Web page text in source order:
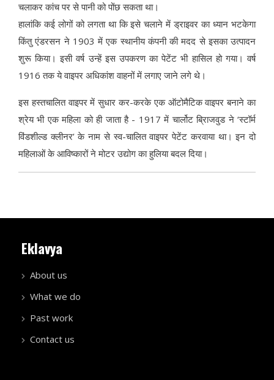
चलाकर कांच पर से पानी को पोंछ सकता था।
हालांकि कई लोगों को लगता था कि इसे चलाने में ड्राइवर का ध्यान भटकेगा
किंतु एंडरसन ने 1903 में एक स्थानीय कंपनी की मदद से इसका उत्पादन
शुरू किया। इसी वर्ष उन्हें इस उपकरण का पेटेंट भी हासिल हो गया। वर्ष
1916 तक ये वाइपर अधिकांश वाहनों में लगाए जाने लगे थे।
इस हस्तचालित वाइपर में सुधार कर-करके एक ऑटोमैटिक वाइपर बनाने का
श्रेय भी एक महिला को ही जाता है - 1917 में चार्लोट ब्रिाजवुड ने ‘स्टॉर्म
विंडशील्ड क्लीनर’ के नाम से स्व-चालित वाइपर पेटेंट करवाया था। इन दो
महिलाओं के आविष्कारों ने मोटर उद्योग का हुलिया बदल दिया।
Eklavya
About us
What we do
Past work
Contact us